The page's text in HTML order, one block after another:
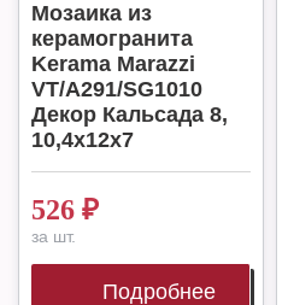
Мозаика из
керамогранита
Kerama Marazzi
VT/A291/SG1010
Декор Кальсада 8,
10,4x12x7
526 ₽
за шт.
Подробнее